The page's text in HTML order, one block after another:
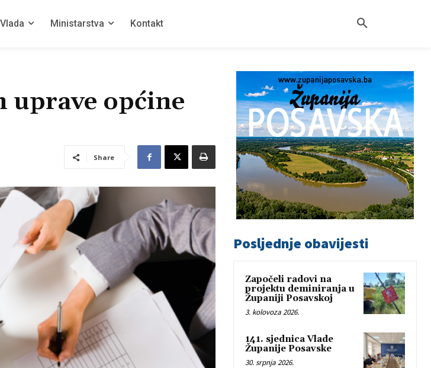
Vlada Ministarstva Kontakt
uprave općine
Share
Posljednje obavijesti
Započeli radovi na
projektu deminiranja u
Županiji Posavskoj
3. kolovoza 2026.
141. sjednica Vlade
Županije Posavske
30. srpnja 2026.